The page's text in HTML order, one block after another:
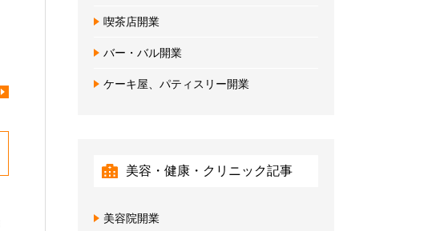
喫茶店開業
バー・バル開業
ケーキ屋、パティスリー開業
美容・健康・クリニック記事
美容院開業